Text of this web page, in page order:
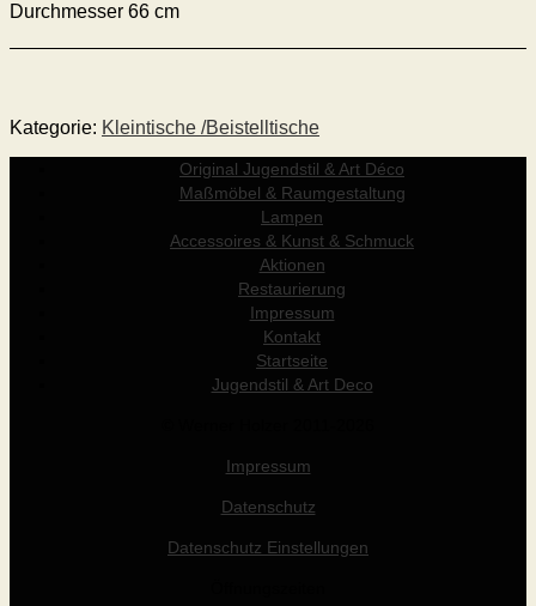
Durchmesser 66 cm
Kategorie: Kleintische /Beistelltische
Original Jugendstil & Art Déco
Maßmöbel & Raumgestaltung
Lampen
Accessoires & Kunst & Schmuck
Aktionen
Restaurierung
Impressum
Kontakt
Startseite
Jugendstil & Art Deco
Impressum
Datenschutz
Datenschutz Einstellungen